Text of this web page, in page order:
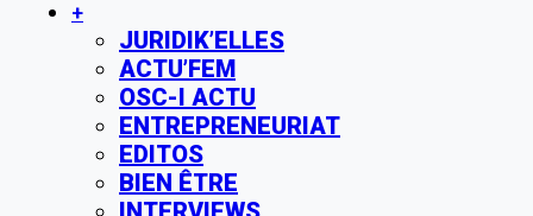
+
JURIDIK’ELLES
ACTU’FEM
OSC-I ACTU
ENTREPRENEURIAT
EDITOS
BIEN ÊTRE